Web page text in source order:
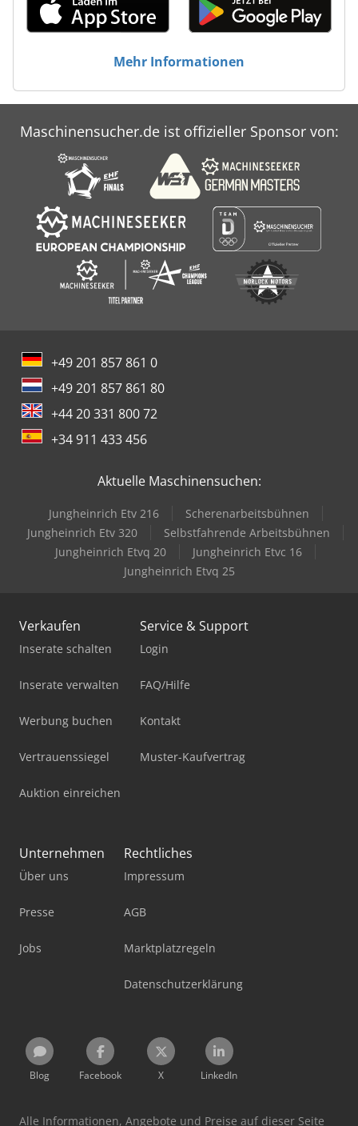
Mehr Informationen
Maschinensucher.de ist offizieller Sponsor von:
+49 201 857 861 0
+49 201 857 861 80
+44 20 331 800 72
+34 911 433 456
Aktuelle Maschinensuchen:
Jungheinrich Etv 216
Scherenarbeitsbühnen
Jungheinrich Etv 320
Selbstfahrende Arbeitsbühnen
Jungheinrich Etvq 20
Jungheinrich Etvc 16
Jungheinrich Etvq 25
Verkaufen
Inserate schalten
Inserate verwalten
Werbung buchen
Vertrauenssiegel
Auktion einreichen
Service & Support
Login
FAQ/Hilfe
Kontakt
Muster-Kaufvertrag
Unternehmen
Über uns
Presse
Jobs
Rechtliches
Impressum
AGB
Marktplatzregeln
Datenschutzerklärung
Blog Facebook X LinkedIn
Alle Informationen, Angebote und Preise auf dieser Seite